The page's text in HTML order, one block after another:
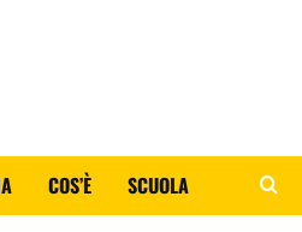
COS’È SCUOLA